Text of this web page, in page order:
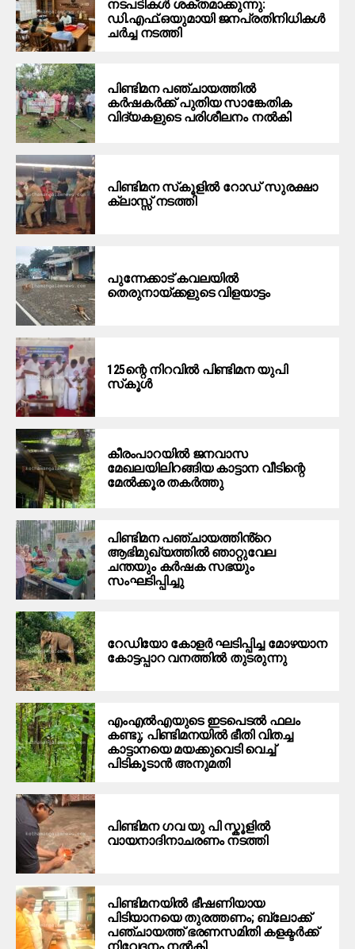
നടപടികൾ ശക്തമാക്കുന്നു:
ഡി.എഫ്.ഒയുമായി ജനപ്രതിനിധികൾ
ചർച്ച നടത്തി
പിണ്ടിമന പഞ്ചായത്തിൽ
കർഷകർക്ക് പുതിയ സാങ്കേതിക
വിദ്യകളുടെ പരിശീലനം നൽകി
പിണ്ടിമന സ്‌കൂളില്‍ റോഡ് സുരക്ഷാ
ക്ലാസ്സ് നടത്തി
പുന്നേക്കാട് കവലയിൽ
തെരുനായ്ക്കളുടെ വിളയാട്ടം
125ന്റെ നിറവിൽ പിണ്ടിമന യുപി
സ്‌കൂൾ
കീരംപാറയില്‍ ജനവാസ
മേഖലയിലിറങ്ങിയ കാട്ടാന വീടിന്റെ
മേല്‍ക്കൂര തകര്‍ത്തു
പിണ്ടിമന പഞ്ചായത്തിൻ്റെ
ആഭിമുഖ്യത്തിൽ ഞാറ്റുവേല
ചന്തയും കർഷക സഭയും
സംഘടിപ്പിച്ചു
റേഡിയോ കോളർ ഘടിപ്പിച്ച മോഴയാന
കോട്ടപ്പാറ വനത്തിൽ തുടരുന്നു
എംഎൽഎയുടെ ഇടപെടൽ ഫലം
കണ്ടു; പിണ്ടിമനയിൽ ഭീതി വിതച്ച
കാട്ടാനയെ മയക്കുവെടി വെച്ച്
പിടികൂടാൻ അനുമതി
പിണ്ടിമന ഗവ യു പി സ്കൂളിൽ
വായനാദിനാചരണം നടത്തി
പിണ്ടിമനയില്‍ ഭീഷണിയായ
പിടിയാനയെ തുരത്തണം; ബ്ലോക്ക്
പഞ്ചായത്ത് ഭരണസമിതി കളക്ടര്‍ക്ക്